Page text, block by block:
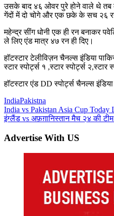
उसके बाद ४६ ओवर पुरे होने वाले थे तब
गेंदों में दो चोगे और एक छके के सच २६
महेन्द्र सींग धोनी एक ही रन बनाकर
ले लिए एंड मात्र ४७ रन ही दिए।
हॉटस्टार टेलीविज़न चैनल्स इंडिया
स्टार स्पोर्ट्स १ ,स्टार स्पोर्ट्स
हॉटस्टार एंड DD स्पोर्ट्स चैनल्स
IndiaPakistna
Post
navigation
Previous
Post:
India vs Pakistan Asia Cup Today
Next
इंग्लैंड vs अफ़ग़ानिस्तान मैच २४ की टीम
Advertise With US